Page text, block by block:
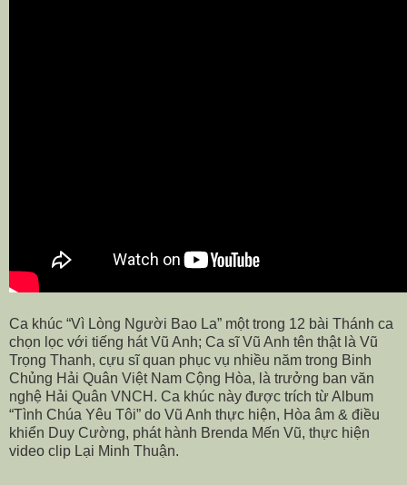
Ca khúc “Vì Lòng Người Bao La” một trong 12 bài Thánh ca
chọn lọc với tiếng hát Vũ Anh; Ca sĩ Vũ Anh tên thật là Vũ
Trọng Thanh, cựu sĩ quan phục vụ nhiều năm trong Binh
Chủng Hải Quân Việt Nam Cộng Hòa, là trưởng ban văn
nghệ Hải Quân VNCH. Ca khúc này được trích từ Album
“Tình Chúa Yêu Tôi” do Vũ Anh thực hiện, Hòa âm & điều
khiển Duy Cường, phát hành Brenda Mến Vũ, thực hiện
video clip Lại Minh Thuận.